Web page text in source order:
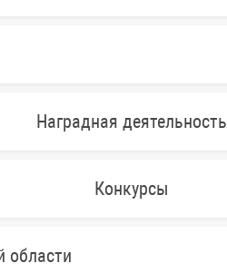
Наградная деятельность
Конкурсы
области